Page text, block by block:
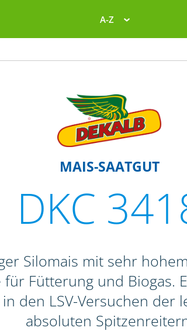
A-Z
MAIS-SAATGUT
DKC
Silomais mit sehr
Fütterung und Biogas.
den LSV-Versuchen der
absoluten